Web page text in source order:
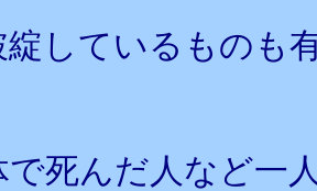
しているものも
で死んだ人など一